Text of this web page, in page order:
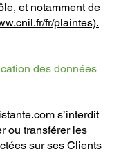
et notamment de
fr/plaintes).
des données
s’interdit
ou transférer les
sur ses Clients